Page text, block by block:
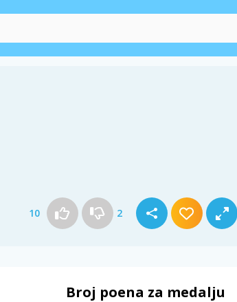
10 2
Broj poena za medalju